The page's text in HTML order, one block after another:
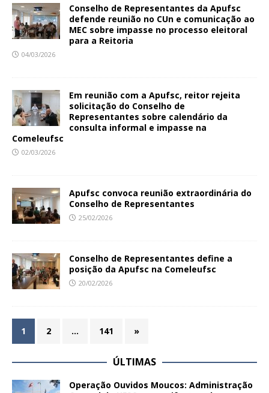
Conselho de Representantes da Apufsc
defende reunião no CUn e comunicação ao
MEC sobre impasse no processo eleitoral
para a Reitoria
04/03/2026
Em reunião com a Apufsc, reitor rejeita
solicitação do Conselho de
Representantes sobre calendário da
consulta informal e impasse na
Comeleufsc
02/03/2026
Apufsc convoca reunião extraordinária do
Conselho de Representantes
25/02/2026
Conselho de Representantes define a
posição da Apufsc na Comeleufsc
20/02/2026
1 2 … 141 »
ÚLTIMAS
Operação Ouvidos Moucos: Administração